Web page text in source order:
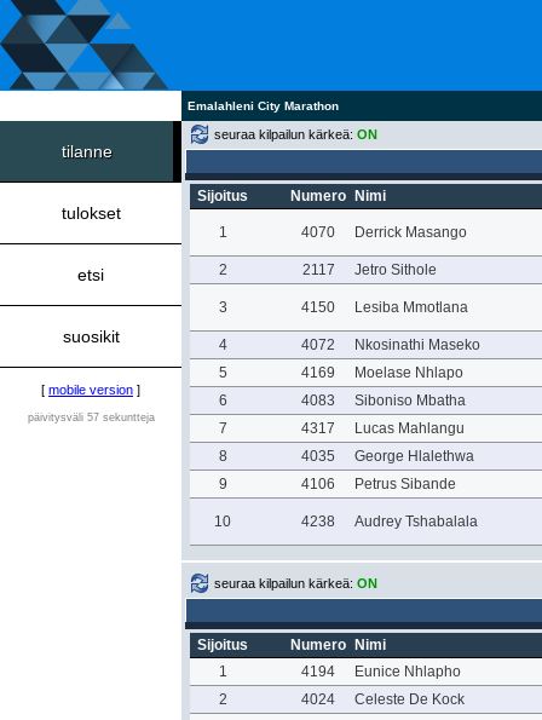
Emalahleni City Marathon
tilanne
tulokset
etsi
suosikit
[ mobile version ]
päivitysväli 57 sekuntteja
seuraa kilpailun kärkeä: ON
Sijoitus Numero Nimi
1 4070 Derrick Masango
2 2117 Jetro Sithole
3 4150 Lesiba Mmotlana
4 4072
Nkosinathi Maseko
5
4169
Moelase Nhlapo
6
4083
Siboniso Mbatha
7
4317
Lucas Mahlangu
8
4035
George Hlalethwa
9
4106 Petrus Sibande
10 4238 Audrey Tshabalala
seuraa kilpailun kärkeä: ON
Sijoitus Numero
Nimi
1
4194
Eunice Nhlapho
2
4024 Celeste De Kock